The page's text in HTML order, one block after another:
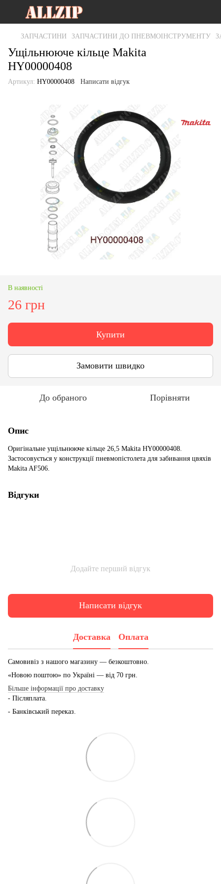
ЗАПЧАСТИНИ ЗАПЧАСТИНИ ДО ПНЕВМОІНСТРУМЕНТУ
Ущільнююче кільце Makita
HY00000408
Артикул: HY00000408 Написати відгук
В наявності
26 грн
Купити
Замовити швидко
До обраного Порівняти
Опис
Оригінальне ущільнююче кільце 26,5 Makita HY00000408.
Застосовується у конструкції пневмопістолета для забивання цвяхів
Makita AF506.
Відгуки
Додайте перший відгук
Написати відгук
Доставка Оплата
Самовивіз з нашого магазину — безкоштовно.
«Новою поштою» по Україні — від 70 грн.
Більше інформації про доставку
- Післяплата.
- Банківський переказ.